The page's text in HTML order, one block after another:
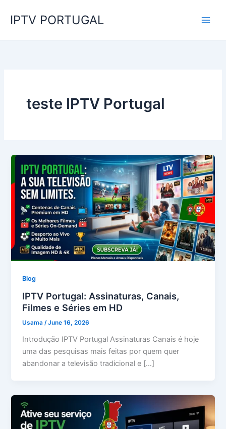
IPTV PORTUGAL
teste IPTV Portugal
Blog
IPTV Portugal: Assinaturas, Canais,
Filmes e Séries em HD
Usama/June 16, 2026
Introdução IPTV Portugal Assinaturas Canais é hoje
uma das pesquisas mais feitas por quem quer
abandonar a televisão tradicional e […]